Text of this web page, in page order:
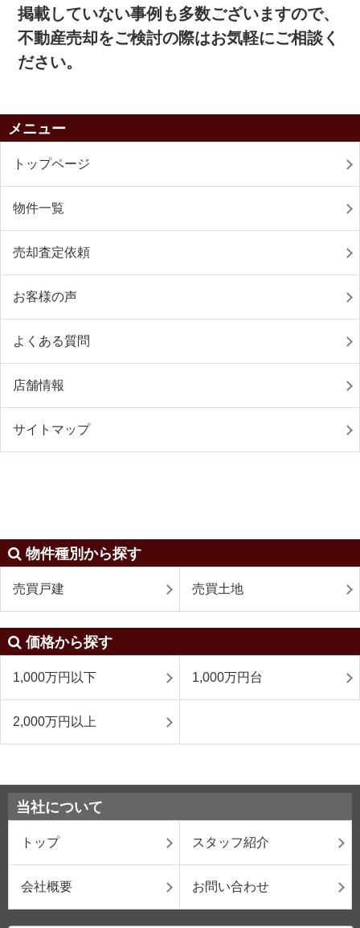
掲載していない事例も多数ございますので、
不動産売却をご検討の際はお気軽にご相談く
ださい。
メニュー
トップページ
物件一覧
売却査定依頼
お客様の声
よくある質問
店舗情報
サイトマップ
物件種別から探す
売買戸建 売買土地
価格から探す
1,000万円以下 1,000万円台
2,000万円以上
当社について
トップ スタッフ紹介
会社概要 お問い合わせ